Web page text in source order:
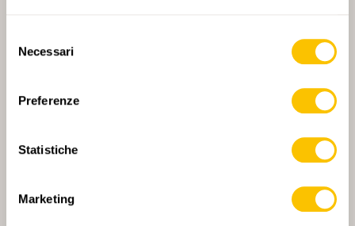
delNecessari
Preferenze
Statistiche
Marketing